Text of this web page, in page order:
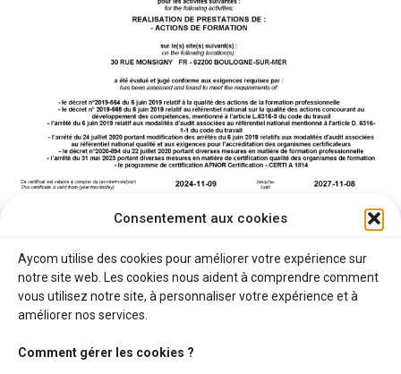
Consentement aux cookies
Aycom utilise des cookies pour améliorer votre expérience sur
notre site web. Les cookies nous aident à comprendre comment
vous utilisez notre site, à personnaliser votre expérience et à
améliorer nos services.
Comment gérer les cookies ?